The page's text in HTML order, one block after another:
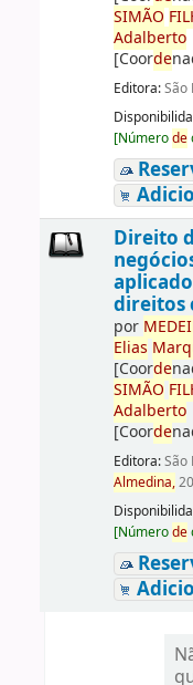
SIMÃO
Adalberto
[Coorde
Editora:São
Disponibilida
[Númerode
Direito
direitos
por MEDE
Elias
[Coorde
SIMÃO
Adalberto
[Coorde
Editora:São
Almedina,
Disponibilida
[Númerode